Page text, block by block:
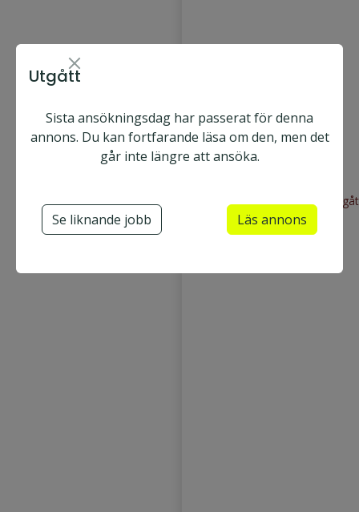
Multiply Solutions
Sweden AB
JärfällaHeltid
Ansök nu
Utgått
Sista ansökningsdag har passerat för denna
annons. Du kan fortfarande läsa om den, men det
går inte längre att ansöka.
Se liknande jobb Läs annons